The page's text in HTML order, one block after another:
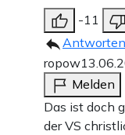
-11
Antworten
ropow
Melden
Das ist doch
der VS